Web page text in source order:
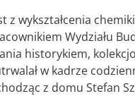
z wykształcenia
Wydziału
historykiem,
w kadrze
z domu Stefan